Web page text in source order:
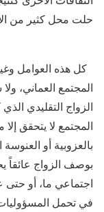
حلت محل كثير من
كل هذه العوامل
المجتمع العماني،
الزواج التقليدي
المجتمع لا يتحقق
بالعزوبية أو
بوصف الزواج عائقاً
اجتماعي ما، أو
في تحمل